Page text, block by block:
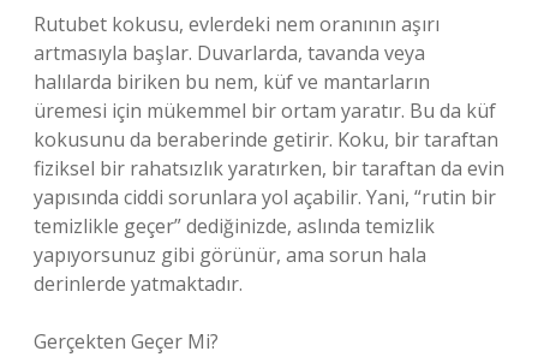
Rutubet kokusu, evlerdeki nem oranının aşırı
artmasıyla başlar. Duvarlarda, tavanda veya
halılarda biriken bu nem, küf ve mantarların
üremesi için mükemmel bir ortam yaratır. Bu da küf
kokusunu da beraberinde getirir. Koku, bir taraftan
fiziksel bir rahatsızlık yaratırken, bir taraftan da evin
yapısında ciddi sorunlara yol açabilir. Yani, “rutin bir
temizlikle geçer” dediğinizde, aslında temizlik
yapıyorsunuz gibi görünür, ama sorun hala
derinlerde yatmaktadır.
Gerçekten Geçer Mi?